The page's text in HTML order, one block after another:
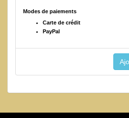
Modes de paiements
Carte de crédit
PayPal